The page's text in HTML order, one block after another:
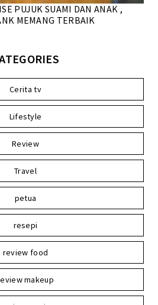
PUJUK SUAMI DAN ANAK ,
MEMANG TERBAIK
Cerita tv
Lifestyle
Review
Travel
petua
resepi
review food
makeup